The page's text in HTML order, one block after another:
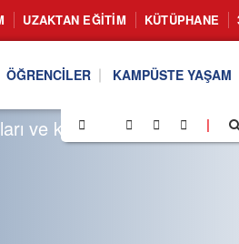
UZAKTAN EĞITIM KÜTÜPHANE
ÖĞRENCILER KAMPÜSTE YAŞAM
|
ve kütüphane